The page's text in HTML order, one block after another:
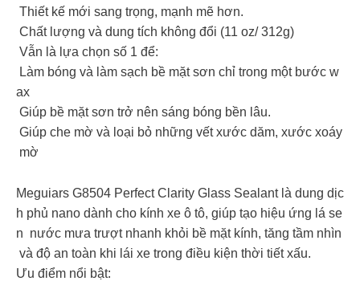
Thiết kế mới sang trọng, mạnh mẽ hơn.
Chất lượng và dung tích không đổi (11 oz/ 312g)
Vẫn là lựa chọn số 1 để:
️ Làm bóng và làm sạch bề mặt sơn chỉ trong một bước w
ax
️ Giúp bề mặt sơn trở nên sáng bóng bền lâu.
️ Giúp che mờ và loại bỏ những vết xước dăm, xước xoáy
mờ
Meguiars G8504 Perfect Clarity Glass Sealant là dung dịc
h phủ nano dành cho kính xe ô tô, giúp tạo hiệu ứng lá se
n nước mưa trượt nhanh khỏi bề mặt kính, tăng tầm nhìn
và độ an toàn khi lái xe trong điều kiện thời tiết xấu.️️️
Ưu điểm nổi bật: